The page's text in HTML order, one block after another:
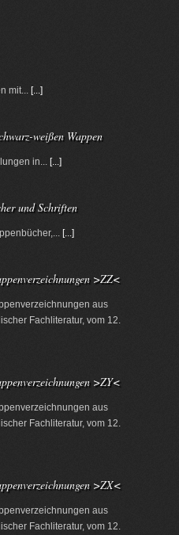
[...]
weißen Wappen
in... [...]
und Schriften
[...]
>ZZ<
aus
Fachliteratur, vom 12.
>ZY<
aus
Fachliteratur, vom 12.
>ZX<
aus
Fachliteratur, vom 12.